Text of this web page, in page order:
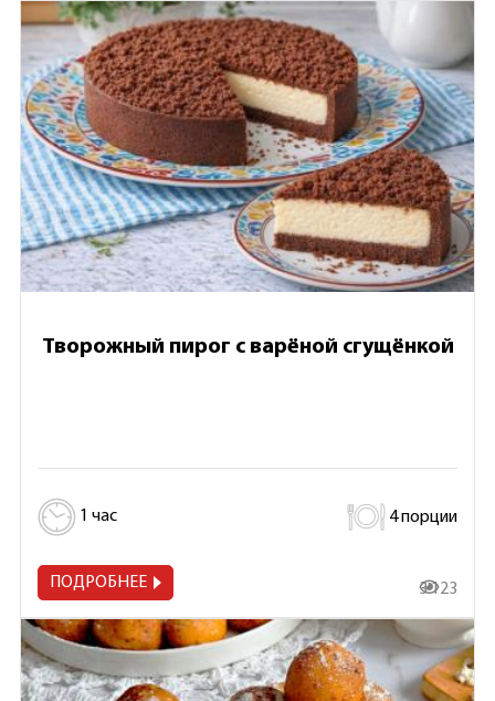
Творожный пирог с варёной сгущёнкой
1 час 4 порции
ПОДРОБНЕЕ 3 123